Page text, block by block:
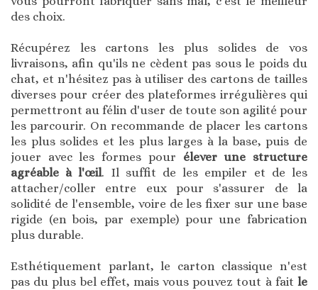
des choix.
Récupérez les cartons les plus solides de vos
livraisons, afin qu'ils ne cèdent pas sous le poids du
chat, et n'hésitez pas à utiliser des cartons de tailles
diverses pour créer des plateformes irrégulières qui
permettront au félin d'user de toute son agilité pour
les parcourir. On recommande de placer les cartons
les plus solides et les plus larges à la base, puis de
jouer avec les formes pour élever une structure
agréable à l'œil. Il suffit de les empiler et de les
attacher/coller entre eux pour s'assurer de la
solidité de l'ensemble, voire de les fixer sur une base
rigide (en bois, par exemple) pour une fabrication
plus durable.
Esthétiquement parlant, le carton classique n'est
pas du plus bel effet, mais vous pouvez tout à fait le